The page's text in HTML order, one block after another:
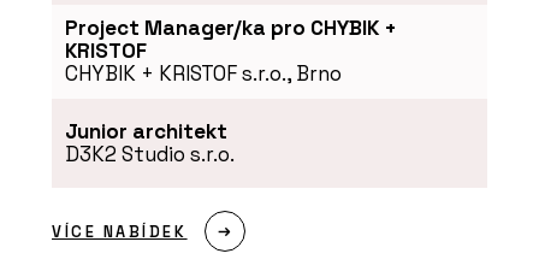
Project Manager/ka pro CHYBIK +
KRISTOF
CHYBIK + KRISTOF s.r.o., Brno
Junior architekt
D3K2 Studio s.r.o.
VÍCE NABÍDEK